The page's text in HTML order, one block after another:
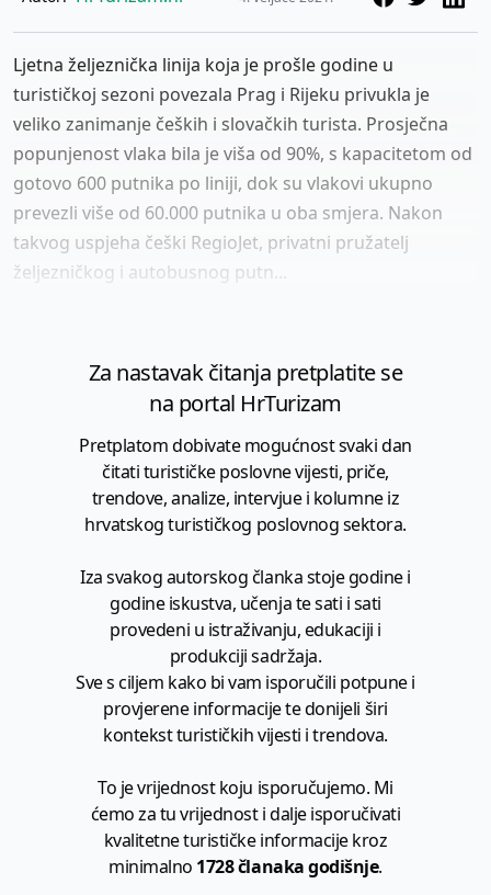
Ljetna željeznička linija koja je prošle godine u
turističkoj sezoni povezala Prag i Rijeku privukla je
veliko zanimanje čeških i slovačkih turista. Prosječna
popunjenost vlaka bila je viša od 90%, s kapacitetom od
gotovo 600 putnika po liniji, dok su vlakovi ukupno
prevezli više od 60.000 putnika u oba smjera. Nakon
takvog uspjeha češki RegioJet, privatni pružatelj
željezničkog i autobusnog putn...
Za nastavak čitanja pretplatite se
na portal HrTurizam
Pretplatom dobivate mogućnost svaki dan
čitati turističke poslovne vijesti, priče,
trendove, analize, intervjue i kolumne iz
hrvatskog turističkog poslovnog sektora.
Iza svakog autorskog članka stoje godine i
godine iskustva, učenja te sati i sati
provedeni u istraživanju, edukaciji i
produkciji sadržaja.
Sve s ciljem kako bi vam isporučili potpune i
provjerene informacije te donijeli širi
kontekst turističkih vijesti i trendova.
To je vrijednost koju isporučujemo. Mi
ćemo za tu vrijednost i dalje isporučivati
kvalitetne turističke informacije kroz
minimalno 1728 članaka godišnje.